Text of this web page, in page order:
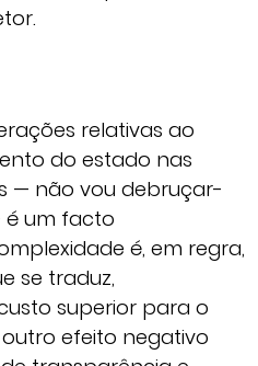
relativas ao
do estado nas
— não vou debruçar-
é um facto
é, em regra,
se traduz,
superior para o
efeito negativo